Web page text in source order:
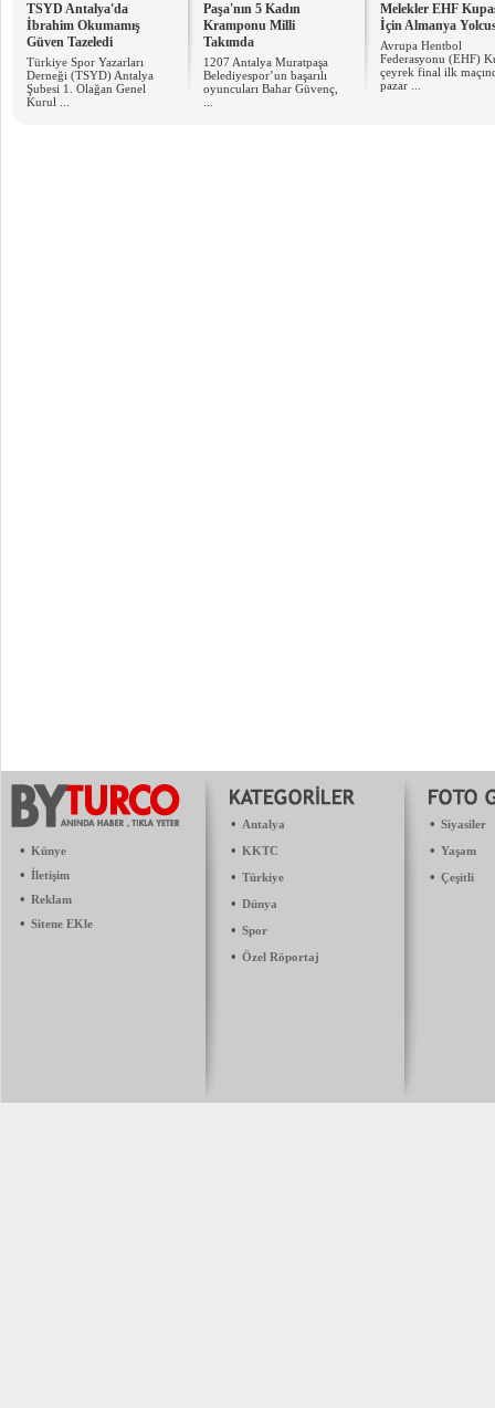
TSYD Antalya'da
İbrahim Okumamış
Güven Tazeledi
Türkiye Spor Yazarları
Derneği (TSYD) Antalya
Şubesi 1. Olağan Genel
Kurul ...
Paşa'nın 5 Kadın
Kramponu Milli
Takımda
1207 Antalya Muratpaşa
Belediyespor’un başarılı
oyuncuları Bahar Güvenç,
Melekler EHF
İçin Almanya
Avrupa Hentbol
Federasyonu (EHF)
çeyrek final ilk
pazar ...
• Künye
• İletişim
• Reklam
• Sitene EKle
• Antalya
• KKTC
• Türkiye
• Dünya
• Spor
• Özel Röportaj
• Siyasiler
• Yaşam
• Çeşitli